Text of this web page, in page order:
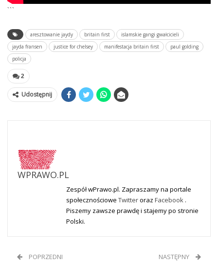
```
aresztowanie jaydy britain first
islamskie gangi gwałcicieli
jayda fransen
justice for chelsey manifestacja britain first
paul golding
policja
2
Udostępnij
WPRAWO.PL
Zespół wPrawo.pl. Zapraszamy na portale
społecznościowe Twitteroraz Facebook .
Piszemy zawsze prawdę i stajemy po stronie
Polski.
POPRZEDNI NASTĘPNY